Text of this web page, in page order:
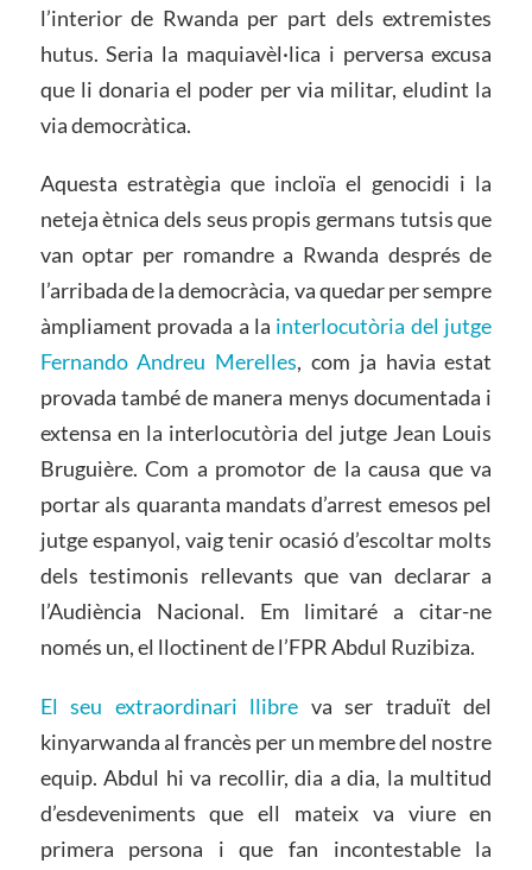
l’interior de Rwanda per part dels extremistes
hutus. Seria la maquiavèl·lica i perversa excusa
que li donaria el poder per via militar, eludint la
via democràtica.
Aquesta estratègia que incloïa el genocidi i la
neteja ètnica dels seus propis germans tutsis que
van optar per romandre a Rwanda després de
l’arribada de la democràcia, va quedar per sempre
àmpliament provada a la interlocutòria del jutge
Fernando Andreu Merelles, com ja havia estat
provada també de manera menys documentada i
extensa en la interlocutòria del jutge Jean Louis
Bruguière. Com a promotor de la causa que va
portar als quaranta mandats d’arrest emesos pel
jutge espanyol, vaig tenir ocasió d’escoltar molts
dels testimonis rellevants que van declarar a
l’Audiència Nacional. Em limitaré a citar-ne
només un, el lloctinent de l’FPR Abdul Ruzibiza.
El seu extraordinari llibre va ser traduït del
kinyarwanda al francès per un membre del nostre
equip. Abdul hi va recollir, dia a dia, la multitud
d’esdeveniments que ell mateix va viure en
primera persona i que fan incontestable la